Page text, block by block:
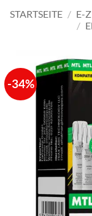
STARTSEITE / E-
/
-34%